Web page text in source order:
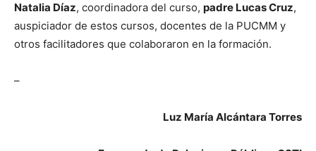
Natalia Díaz, coordinadora del curso, padre Lucas Cruz,
auspiciador de estos cursos, docentes de la PUCMM y
otros facilitadores que colaboraron en la formación.
–
Luz María Alcántara Torres